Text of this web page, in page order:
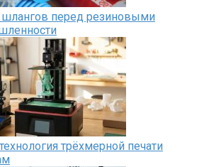
перед резиновыми
трёхмерной печати